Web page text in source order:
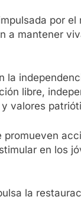
por
a mantener
la
libre,
valores
en los
la